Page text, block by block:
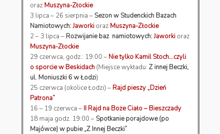
oraz Muszyna-Złockie
3 lipca – 26 sierpnia – Sezon w Studenckich Bazach
Namiotowych:Jaworki oraz Muszyna-Złockie
2 – 3 lipca – Rozwijanie baz namiotowych:Jaworki oraz
Muszyna-Złockie
29 czerwca, godz.: 19:00 – Nie tylko Kamil Stoch…czyli
o sporcie w Beskidach (Miejsce wykładu: Z innej Beczki,
ul. Moniuszki 6 w Łodzi)
25 czerwca (okolice Łodzi) – Rajd pieszy „Dzień
Patrona”
16 – 19 czerwca – II Rajd na Boże Ciało – Bieszczady
18 maja godz. 19:00 – Spotkanie porajdowe (po
Majówce) w pubie „Z Innej Beczki”